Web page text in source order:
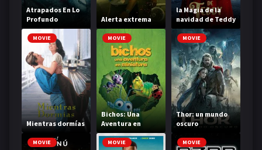
Atrapados En Lo
Profundo
Alerta extrema
la Magia de la
navidad de Teddy
MOVIE
Mientras dormías
MOVIE
Bichos: Una
Aventura en
Miniatura
MOVIE
Thor: un mundo
oscuro
MOVIE MOVIE MOVIE